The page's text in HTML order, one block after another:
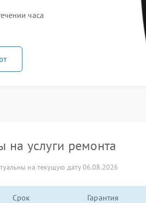
часа
на услуги ремонта
на текущую дату 06.08.2026
Срок Гарантия